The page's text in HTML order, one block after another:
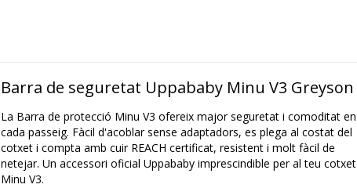
Barra de seguretat Uppababy Minu V3 Greyson
La Barra de protecció Minu V3 ofereix major seguretat i comoditat en
cada passeig. Fàcil d'acoblar sense adaptadors, es plega al costat del
cotxet i compta amb cuir REACH certificat, resistent i molt fàcil de
netejar. Un accessori oficial Uppababy imprescindible per al teu cotxet
Minu V3.